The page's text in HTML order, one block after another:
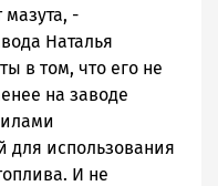
-
Наталья
в том, что его не
на заводе
для использования
И не